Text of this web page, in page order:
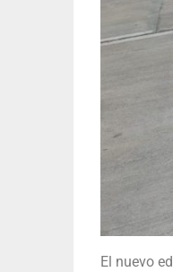
El nuevo